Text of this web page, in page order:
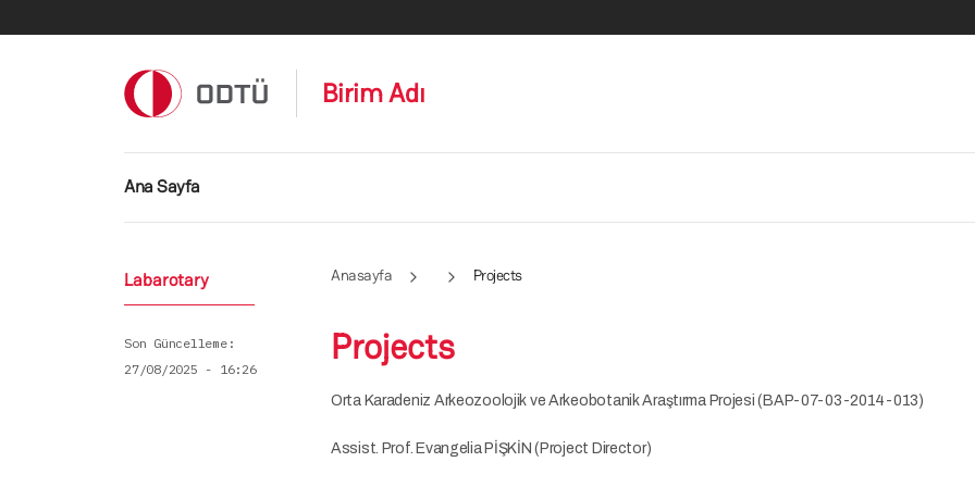
Birim Adı
Ana gezinti menüsü
Ana Sayfa
Anasayfa Projects
Projects
Orta Karadeniz Arkeozoolojik ve Arkeobotanik Araştırma Projesi (BAP-07-03-2014-013)
Assist. Prof. Evangelia PİŞKİN (Project Director)
Labarotary
Son Güncelleme
27/08/2025 - 16:26